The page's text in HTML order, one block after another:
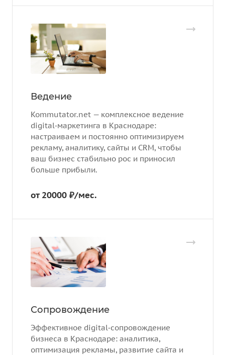
Ведение
Kommutator.net — комплексное ведение
digital‑маркетинга в Краснодаре:
настраиваем и постоянно оптимизируем
рекламу, аналитику, сайты и CRM, чтобы
ваш бизнес стабильно рос и приносил
больше прибыли.
от 20000 ₽/мес.
Сопровождение
Эффективное digital‑сопровождение
бизнеса в Краснодаре: аналитика,
оптимизация рекламы, развитие сайта и